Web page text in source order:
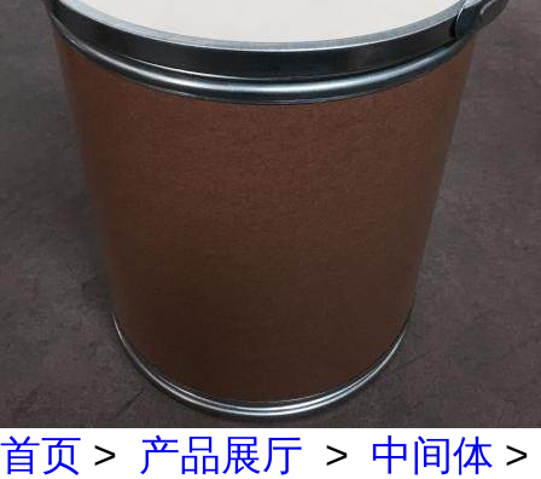
首页 > 产品展厅 > 中间体 >